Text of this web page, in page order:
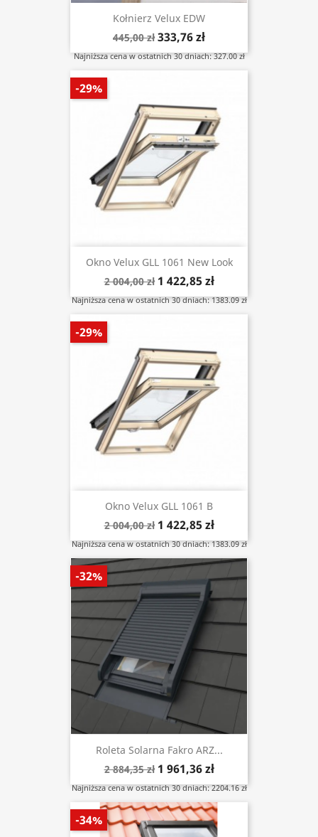
Kołnierz Velux EDW
445,00 zł 333,76 zł
Najniższa cena w ostatnich 30 dniach: 327.00 zł
Okno Velux GLL 1061 New Look
2 004,00 zł 1 422,85 zł
Najniższa cena w ostatnich 30 dniach: 1383.09 zł
-29%
Okno Velux GLL 1061 B
2 004,00 zł 1 422,85 zł
Najniższa cena w ostatnich 30 dniach: 1383.09 zł
-29%
Roleta Solarna Fakro ARZ...
2 884,35 zł 1 961,36 zł
Najniższa cena w ostatnich 30 dniach: 2204.16 zł
-32%
-34%